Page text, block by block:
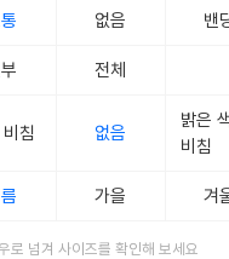
없음 밴
전체
침 없음
밝은
비침
가을 겨
로 넘겨 사이즈를 확인해 보세요